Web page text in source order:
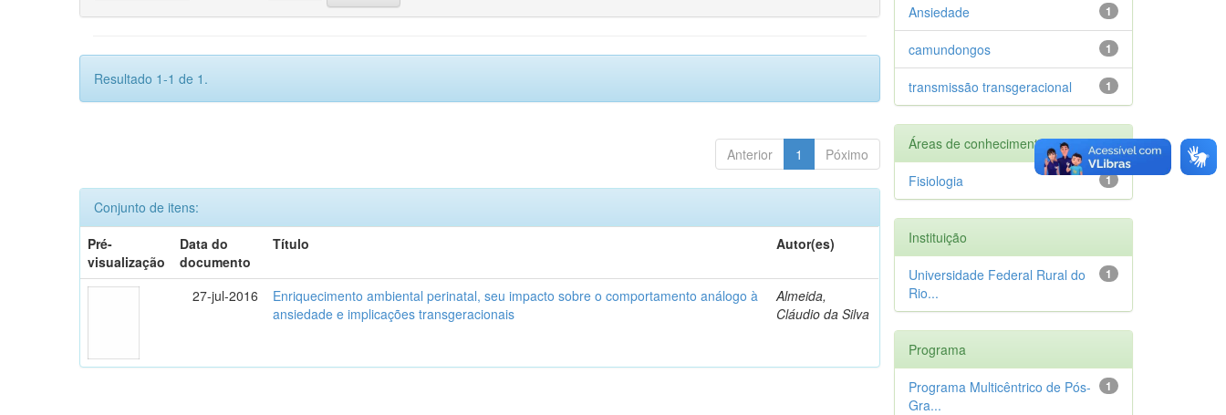
Resultado 1-1 de 1.
Anterior 1 Póximo
Conjunto de itens:
Pré-
visualização
Data do
documento
Título Autor(es)
27-jul-2016
Enriquecimento ambiental perinatal, seu impacto sobre o comportamento análogo à
ansiedade e implicações transgeracionais
Almeida,
Cláudio da Silva
1
Ansiedade
1
camundongos
1
transmissão transgeracional
Áreas de conhecimento
1
Fisiologia
Instituição
1
Universidade Federal Rural do
Rio...
Programa
1
Programa Multicêntrico de Pós-
Gra...